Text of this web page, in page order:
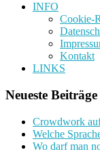
INFO
Cookie-
Kontakt
LINKS
Neueste Beiträge
Crowdwork
Welche
Wo darf man